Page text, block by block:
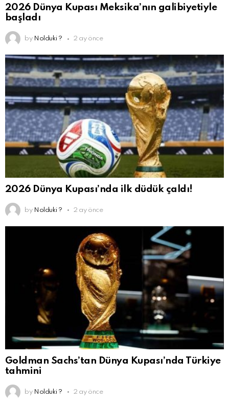
2026 Dünya Kupası Meksika’nın galibiyetiyle
başladı
by Nolduki ? 2 ay önce
2026 Dünya Kupası’nda ilk düdük çaldı!
by Nolduki ? 2 ay önce
Goldman Sachs’tan Dünya Kupası’nda Türkiye
tahmini
by Nolduki ? 2 ay önce